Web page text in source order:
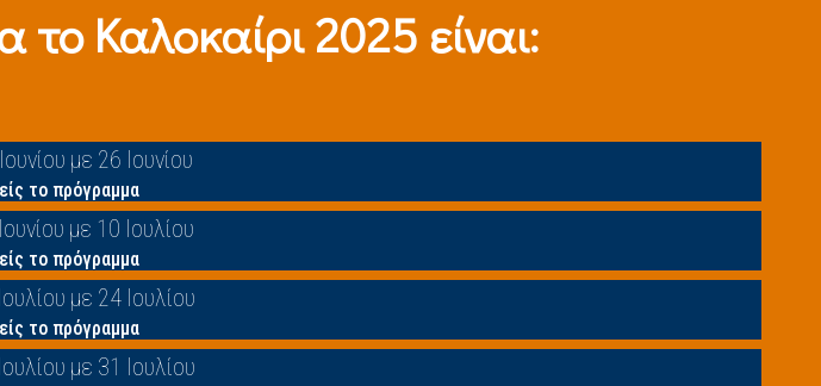
το Καλοκαίρι 2025 είναι:
με 26 Ιουνίου
το πρόγραμμα
με 10 Ιουλίου
το πρόγραμμα
με 24 Ιουλίου
το πρόγραμμα
με 31 Ιουλίου